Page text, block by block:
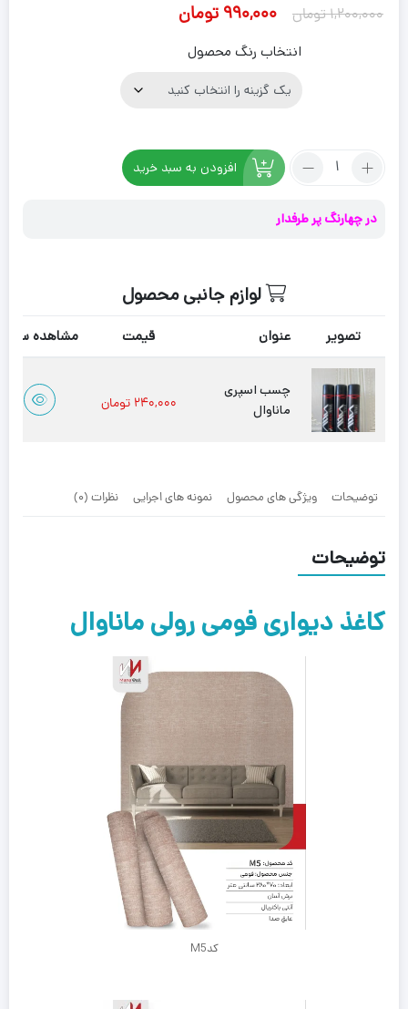
۱,۲۰۰,۰۰۰تومان
قیمت
اصلی:
۱,۲۰۰,۰۰۰ تومان
بود.
۹۹۰,۰۰۰ تومان
انتخاب رنگ محصول
تعداد:
آجر
افزودن به سبد خرید
در چهارنگ پر طرفدار
لوازم جانبی محصول
تصویر عنوان قیمت مشاهده سریع
چسب اسپری
ماناوال
۲۴۰,۰۰۰ تومان
توضیحات ویژگی های محصول نمونه های اجرایی نظرات (0)
توضیحات
کاغذ دیواری فومی رولی ماناوال
کدM5